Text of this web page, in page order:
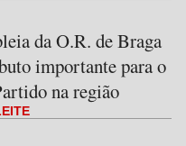
da O.R. de Braga
importante para o
na região